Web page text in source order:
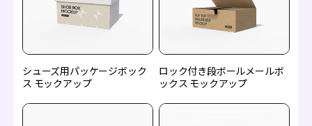
シューズ用パッケージボック
ス モックアップ
ロック付き段ボールメールボ
ックス モックアップ